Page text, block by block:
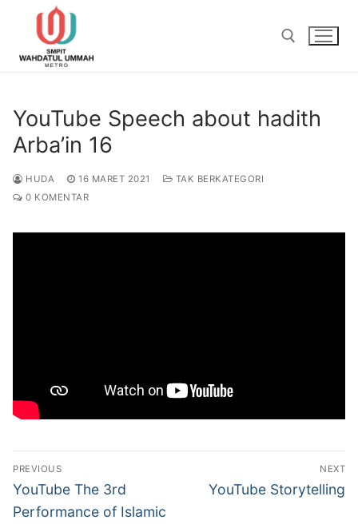
Lompat
YouTube Speech about hadith
Arba’in 16
HUDA 16 MARET 2021
TAK BERKATEGORI
0 KOMENTAR
Navigasi
pos
PREVIOUS
Previous
post:
YouTube The 3rd
Performance of Islamic
NEXT
Next
YouTube Storytelling